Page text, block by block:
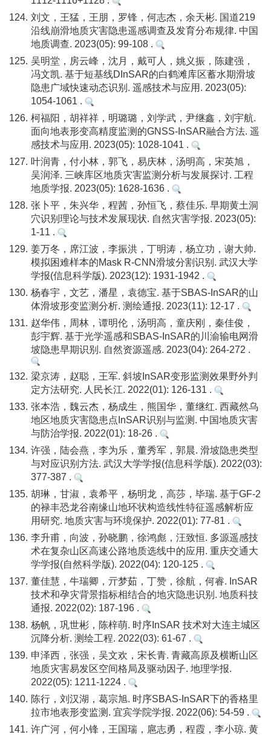
124. 刘文，王猛，王朋，罗锋，何志杰，余天彬. 国道219
沿线崩滑地质灾害隐患遥感调查及发育分布规律. 中国
地质调查. 2023(05): 99-108 .
125. 吴明堂，房云峰，沈月，戴可人，姚义振，陈建强，
冯文凯. 基于短基线DInSAR的白鹤滩库区蓄水期滑坡
隐患广域快速动态识别. 遥感技术与应用. 2023(05):
1054-1061 .
126. 柯福阳，胡祥祥，明璐璐，刘学武，尹继鑫，刘宇航.
面向地表形变高精度监测的GNSS-InSAR融合方法. 遥
感技术与应用. 2023(05): 1028-1041 .
127. 叶润青，付小林，郭飞，易庆林，汤明高，宋英旭，
吴润泽. 三峡库区地质灾害监测分析与发展探讨. 工程
地质学报. 2023(05): 1628-1636 .
128. 张卜平，朱兴华，程茜，孙恒飞，蔡佳乐. 早期黄土洞
穴识别理论与技术发展现状. 自然灾害学报. 2023(05):
1-11 .
129. 姜万冬，席江波，李振洪，丁明涛，杨立功，谢大帅.
模拟困难样本的Mask R-CNN滑坡分割识别. 武汉大学
学报(信息科学版). 2023(12): 1931-1942 .
130. 杨春宇，文艺，潘星，袁德宝. 基于SBAS-InSAR的山
体滑坡形变监测分析. 测绘通报. 2023(11): 12-17 .
131. 赵华伟，周林，谭明伦，汤明高，童庆刚，秦佳俊，
彭宇辉. 基于光学遥感和SBAS-InSAR的川渝输电网滑
坡隐患早期识别. 自然资源遥感. 2023(04): 264-272 .
132. 梁京涛，赵聪，王军. 斜坡InSAR变形监测效果野外判
定方法研究. 人民长江. 2022(01): 126-131 .
133. 张本浩，魏云杰，杨成生，熊国华，董继红. 西藏然乌
地区地质灾害隐患点InSAR识别与监测. 中国地质灾害
与防治学报. 2022(01): 18-26 .
134. 许强，陆会燕，李为乐，董秀军，郭晨. 滑坡隐患类型
与对应识别方法. 武汉大学学报(信息科学版). 2022(03):
377-387 .
135. 胡琳，甘淑，袁希平，杨明龙，高莎，毕瑞. 基于GF-2
的禄丰恐龙谷南缘山地环状构造线性特征遥感解析应
用研究. 地质灾害与环境保护. 2022(01): 77-81 .
136. 李升甫，向波，孙晓鹏，徐鸿彪，汪致恒. 多源遥感技
术在复杂山区高速公路地质选线中的应用. 重庆交通大
学学报(自然科学版). 2022(04): 120-125 .
137. 董佳慧，牛瑞卿，亓梦茹，丁赞，徐航，何睿. InSAR
技术和孕灾背景指标相结合的地灾隐患识别. 地质科技
通报. 2022(02): 187-196 .
138. 杨帆，巩世彬，陈梓萌. 时序InSAR 技术对大连主城区
沉降分析. 测绘工程. 2022(03): 61-67 .
139. 申泽西，张强，吴文欢，宋长青. 青藏高原及横断山区
地质灾害易发区空间格局及驱动因子. 地理学报.
2022(05): 1211-1224 .
140. 陈行，刘汉湖，葛宗旭. 时序SBAS-InSAR下的香格里
拉市地表形变监测. 宜宾学院学报. 2022(06): 54-59 .
141. 许广河，何小锋，王国瑞，扈志勇，程霞，李小琼. 黄